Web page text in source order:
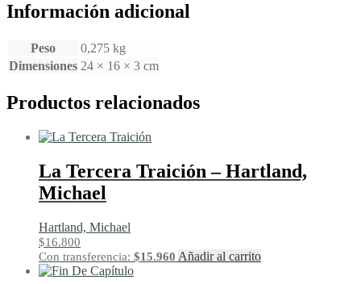
Información adicional
Peso
0,275 kg
Dimensiones 24 × 16 × 3 cm
Productos relacionados
La Tercera Traición – Hartland,
Michael
Hartland, Michael
$16.800
Con transferencia: $15.960 Añadir al carrito